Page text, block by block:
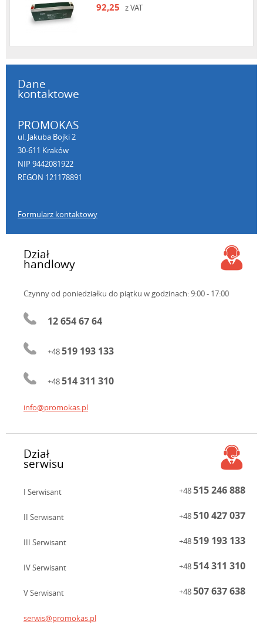
92,25 z VAT
Dane
kontaktowe
PROMOKAS
ul. Jakuba Bojki 2
30-611 Kraków
NIP 9442081922
REGON 121178891
Formularz kontaktowy
Dział
handlowy
Czynny od poniedziałku do piątku w godzinach: 9:00 - 17:00
12 654 67 64
+48519 193 133
+48514 311 310
info@promokas.pl
Dział
serwisu
I Serwisant +48515 246 888
II Serwisant +48510 427 037
III Serwisant +48519 193 133
IV Serwisant +48514 311 310
V Serwisant +48507 637 638
serwis@promokas.pl